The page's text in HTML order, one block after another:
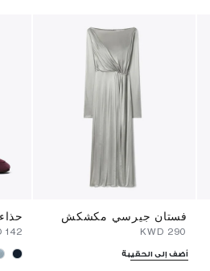
فستان جيرسي مكشكش
أضف إلى الحقيبة